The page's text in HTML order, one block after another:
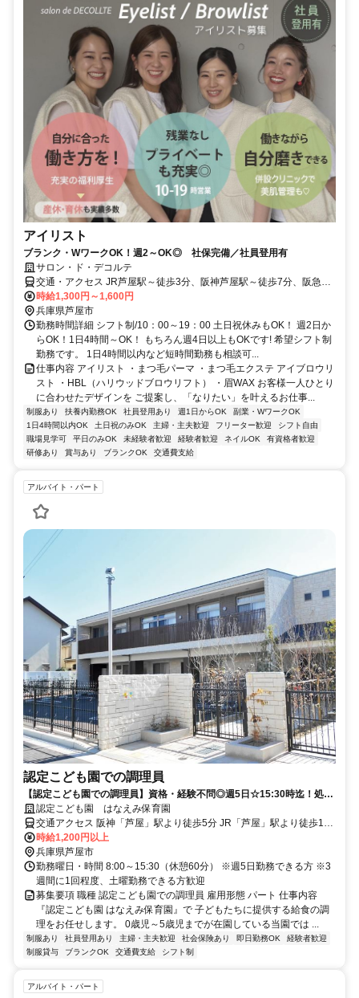
アイリスト
ブランク・WワークOK！週2～OK◎ 社保完備／社員登用有
サロン・ド・デコルテ
交通・アクセス JR芦屋駅～徒歩3分、阪神芦屋駅～徒歩7分、阪急芦
屋川駅～徒歩10分
時給1,300円～1,600円
兵庫県芦屋市
勤務時間詳細 シフト制/10：00～19：00 土日祝休みもOK！ 週2日か
らOK！1日4時間～OK！ もちろん週4日以上もOKです! 希望シフト制
勤務です。 1日4時間以内など短時間勤務も相談可...
仕事内容 アイリスト ・まつ毛パーマ ・まつ毛エクステ アイブロウリ
スト ・HBL（ハリウッドブロウリフト） ・眉WAX お客様一人ひとり
に合わせたデザインを ご提案し、「なりたい」を叶えるお仕事...
制服あり 扶養内勤務OK 社員登用あり 週1日からOK
副業・WワークOK
1日4時間以内OK
土日祝のみOK 主婦・主夫歓迎 フリーター歓迎
シフト自由
職場見学可
平日のみOK 未経験者歓迎 経験者歓迎 ネイルOK
有資格者歓迎
研修あり
賞与あり ブランクOK 交通費支給
アルバイト・パート
認定こども園での調理員
【認定こども園での調理員】資格・経験不問◎週5日☆15:30時迄！処遇
改善30,000円を毎月支給
認定こども園 はなえみ保育園
交通アクセス 阪神「芦屋」駅より徒歩5分 JR「芦屋」駅より徒歩17
分 阪神「打出」駅より徒歩17分
時給1,200円以上
兵庫県芦屋市
勤務曜日・時間 8:00～15:30（休憩60分） ※週5日勤務できる方 ※3
週間に1回程度、土曜勤務できる方歓迎
募集要項 職種 認定こども園での調理員 雇用形態 パート 仕事内容
『認定こども園 はなえみ保育園』で 子どもたちに提供する給食の調
理をお任せします。 0歳児～5歳児までが在園している当園では ...
制服あり 社員登用あり 主婦・主夫歓迎 社会保険あり 即日勤務OK
経験者歓迎
制服貸与
ブランクOK 交通費支給 シフト制
アルバイト・パート